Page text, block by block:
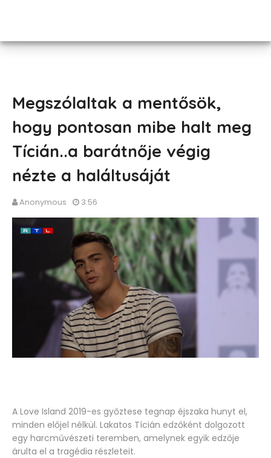
Megszólaltak a mentősök,
hogy pontosan mibe halt meg
Tícián..a barátnője végig
nézte a haláltusáját
Anonymous 3:56
A Love Island 2019-es győztese tegnap éjszaka hunyt el,
minden előjel nélkül. Lakatos Tícián edzőként dolgozott
egy harcművészeti teremben, amelynek egyik edzője
árulta el a tragédia részleteit.